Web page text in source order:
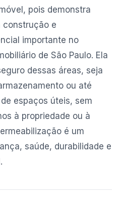
pois demonstra
construção e
importante no
de São Paulo. Ela
dessas áreas, seja
ou até
espaços úteis, sem
à propriedade ou à
é um
saúde, durabilidade e